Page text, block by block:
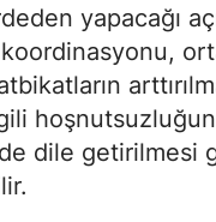
yapacağı
hoşnutsuzluğun
dile getirilmesi